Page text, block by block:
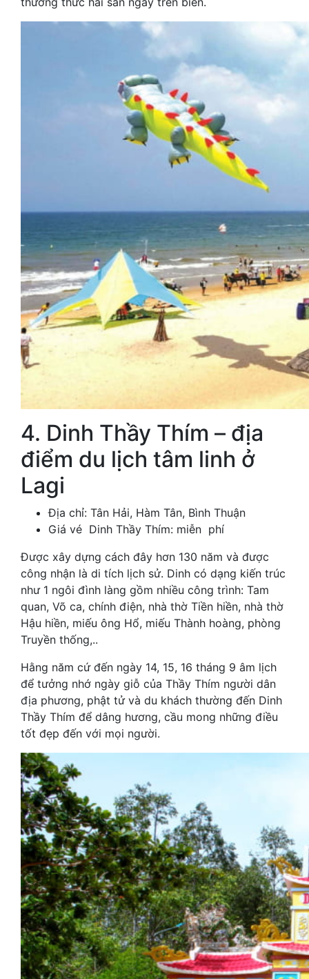
4. Dinh Thầy Thím – địa
điểm du lịch tâm linh ở
Lagi
Địa chỉ: Tân Hải, Hàm Tân, Bình Thuận
Giá vé Dinh Thầy Thím: miễn phí
Được xây dựng cách đây hơn 130 năm và được
công nhận là di tích lịch sử. Dinh có dạng kiến trúc
như 1 ngôi đình làng gồm nhiều công trình: Tam
quan, Võ ca, chính điện, nhà thờ Tiền hiền, nhà thờ
Hậu hiền, miếu ông Hổ, miếu Thành hoàng, phòng
Truyền thống,..
Hằng năm cứ đến ngày 14, 15, 16 tháng 9 âm lịch
để tưởng nhớ ngày giỗ của Thầy Thím người dân
địa phương, phật tử và du khách thường đến Dinh
Thầy Thím để dâng hương, cầu mong những điều
tốt đẹp đến với mọi người.